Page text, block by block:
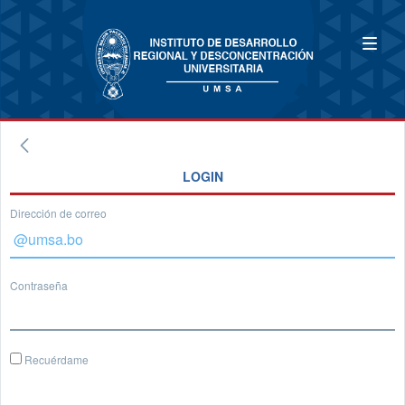
LOGIN
Dirección de correo
Contraseña
Recuérdame